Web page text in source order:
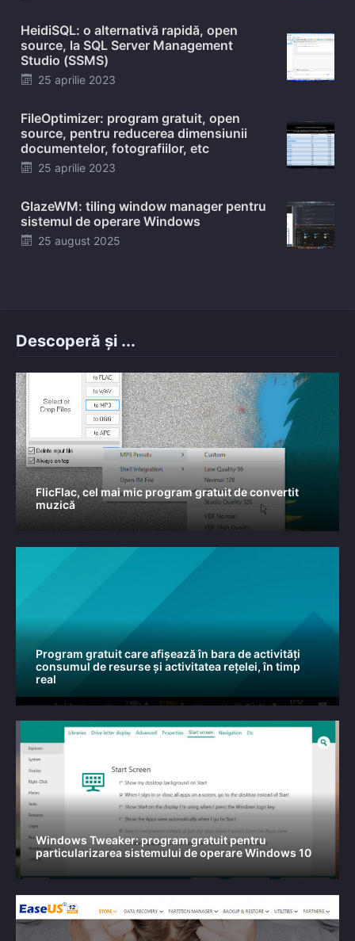
HeidiSQL: o alternativă rapidă, open
source, la SQL Server Management
Studio (SSMS)
Posted
25 aprilie 2023
FileOptimizer: program gratuit, open
source, pentru reducerea dimensiunii
documentelor, fotografiilor, etc
Posted
25 aprilie 2023
GlazeWM: tiling window manager pentru
sistemul de operare Windows
Posted
25 august 2025
Descoperă și ...
FlicFlac, cel mai mic program gratuit de convertit
muzică
Program gratuit care afișează în bara de activități
consumul de resurse și activitatea rețelei, în timp
real
Windows Tweaker: program gratuit pentru
particularizarea sistemului de operare Windows 10